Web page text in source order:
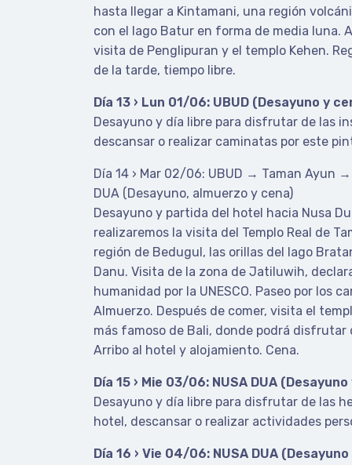
hasta llegar a Kintamani, una región
con el lago Batur en forma de media luna.
visita de Penglipuran y el templo Kehen.
de la tarde, tiempo libre.
Día 13 › Lun 01/06: UBUD (Desayuno y
Desayuno y día libre para disfrutar de las
descansar o realizar caminatas por este
Día 14 › Mar 02/06: UBUD → Taman Ayun
DUA (Desayuno, almuerzo y cena)
Desayuno y partida del hotel hacia Nusa
realizaremos la visita del Templo Real de
región de Bedugul, las orillas del lago
Danu. Visita de la zona de Jatiluwih,
humanidad por la UNESCO. Paseo por los
Almuerzo. Después de comer, visita el
más famoso de Bali, donde podrá disfrutar
Arribo al hotel y alojamiento. Cena.
Día 15 › Mie 03/06: NUSA DUA
Desayuno y día libre para disfrutar de las
hotel, descansar o realizar actividades
Día 16 › Vie 04/06: NUSA DUA